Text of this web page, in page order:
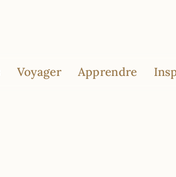
Voyager Apprendre